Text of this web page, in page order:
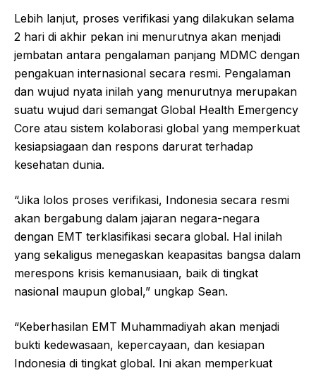
Lebih lanjut, proses verifikasi yang dilakukan selama
2 hari di akhir pekan ini menurutnya akan menjadi
jembatan antara pengalaman panjang MDMC dengan
pengakuan internasional secara resmi. Pengalaman
dan wujud nyata inilah yang menurutnya merupakan
suatu wujud dari semangat Global Health Emergency
Core atau sistem kolaborasi global yang memperkuat
kesiapsiagaan dan respons darurat terhadap
kesehatan dunia.
“Jika lolos proses verifikasi, Indonesia secara resmi
akan bergabung dalam jajaran negara-negara
dengan EMT terklasifikasi secara global. Hal inilah
yang sekaligus menegaskan keapasitas bangsa dalam
merespons krisis kemanusiaan, baik di tingkat
nasional maupun global,” ungkap Sean.
“Keberhasilan EMT Muhammadiyah akan menjadi
bukti kedewasaan, kepercayaan, dan kesiapan
Indonesia di tingkat global. Ini akan memperkuat